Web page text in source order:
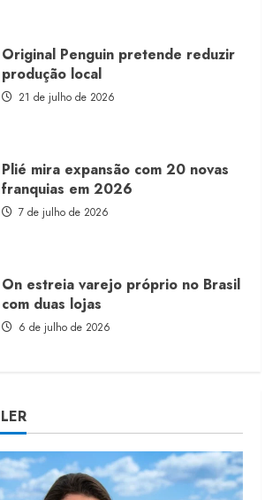
Original Penguin pretende reduzir
produção local
21 de julho de 2026
Plié mira expansão com 20 novas
franquias em 2026
7 de julho de 2026
On estreia varejo próprio no Brasil
com duas lojas
6 de julho de 2026